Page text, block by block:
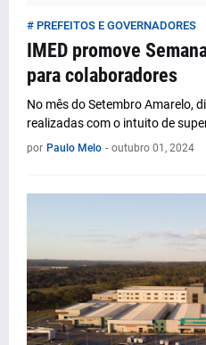
# PREFEITOS E GOVERNADORES
IMED promove
para colaboradores
No mês do Setembro Amarelo,
realizadas com o intuito de
por Paulo Melo - outubro 01, 2024